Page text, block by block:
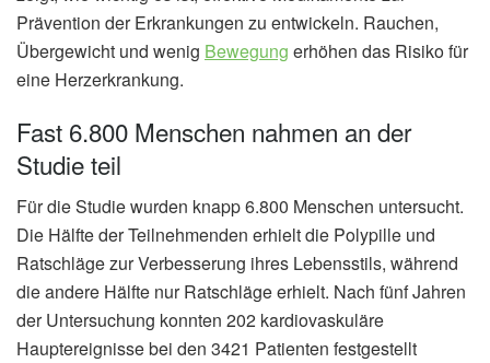
Prävention der Erkrankungen zu entwickeln. Rauchen,
Übergewicht und wenig Bewegung erhöhen das Risiko für
eine Herzerkrankung.
Fast 6.800 Menschen nahmen an der
Studie teil
Für die Studie wurden knapp 6.800 Menschen untersucht.
Die Hälfte der Teilnehmenden erhielt die Polypille und
Ratschläge zur Verbesserung ihres Lebensstils, während
die andere Hälfte nur Ratschläge erhielt. Nach fünf Jahren
der Untersuchung konnten 202 kardiovaskuläre
Hauptereignisse bei den 3421 Patienten festgestellt